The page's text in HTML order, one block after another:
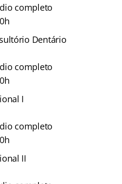
completo
Dentário
completo
I
completo
II